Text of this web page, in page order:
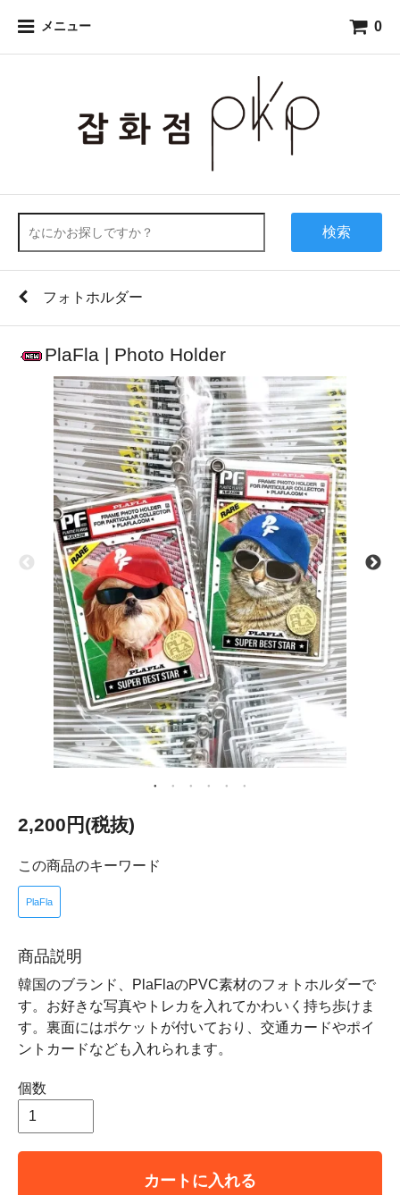
メニュー 0
検索
フォトホルダー
PlaFla | Photo Holder
2,200円(税抜)
この商品のキーワード
PlaFla
商品説明
韓国のブランド、PlaFlaのPVC素材のフォトホルダーで
す。お好きな写真やトレカを入れてかわいく持ち歩けま
す。裏面にはポケットが付いており、交通カードやポイ
ントカードなども入れられます。
個数
カートに入れる